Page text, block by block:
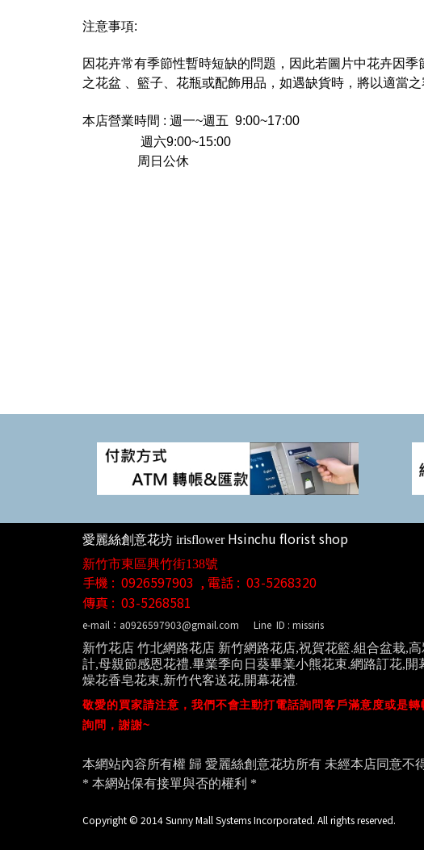
注意事項:
因花卉常有季節性暫時短缺的問題， 因此若圖片中花卉因季
之花盆 、籃子、花瓶或配飾用品，如遇缺貨時，將以適當之
本店營業時間 : 週一~週五 9:00~17:00
週六9:00~15:00
周日公休
愛麗絲創意花坊 irisflower Hsinchu florist shop
新竹市東區興竹街138號
手機 : 0926597903 , 電話 : 03-5268320
傳真 : 03-5268581
e-mail：a0926597903@gmail.com Line ID : missiris
新竹花店 竹北網路花店 新竹網路花店,祝賀花籃.組合盆栽,
計,母親節感恩花禮.畢業季向日葵畢業小熊花束.網路訂花,
燥花香皂花束,新竹代客送花,開幕花禮.
敬愛的買家請注意，我們不會主動打電話詢問客戶滿意度或是
詢問，謝謝~
本網站內容所有權 歸 愛麗絲創意花坊所有 未經本店同意不
* 本網站保有接單與否的權利 *
Copyright © 2014 Sunny Mall Systems Incorporated. All rights reserved.